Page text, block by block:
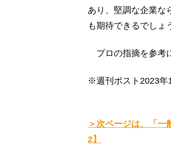
あり、堅調な企業な
も期待できるでしょ
プロの指摘を参考
※週刊ポスト2023年
＞次ページは、「
2】